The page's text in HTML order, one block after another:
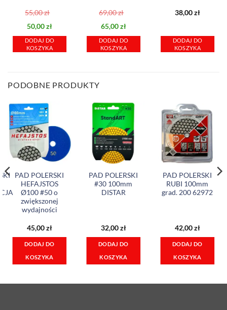
55,00zł
Pierwotna
cena
wynosiła:
50,00złAktualna
cena
wynosi:
DODAJ DO
KOSZYKA
69,00zł
Pierwotna
cena
wynosiła:
65,00złAktualna
cena
wynosi:
DODAJ DO
KOSZYKA
38,00zł
DODAJ DO
KOSZYKA
PODOBNE PRODUKTY
PAD POLERSKI
HEFAJSTOS
Ø100 #50 o
zwiększonej
wydajności
45,00zł
DODAJ DO
KOSZYKA
PAD POLERSKI
#30 100mm
DISTAR
32,00zł
DODAJ DO
KOSZYKA
PAD POLERSKI
RUBI 100mm
grad. 200 62972
42,00zł
DODAJ DO
KOSZYKA